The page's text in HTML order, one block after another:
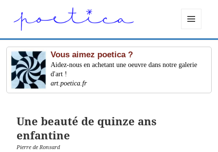
ET
WIDGETS
Vous aimez poetica ?
Aidez-nous en achetant une oeuvre dans notre galerie
d'art !
art.poetica.fr
Une beauté de quinze ans
enfantine
Pierre de Ronsard